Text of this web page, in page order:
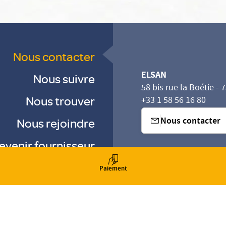
paramètres de confidentialité, en garantissant la
Paiement
Nous contacter
Nous suivre
Nous trouver
Nous rejoindre
fournisseur
ELSAN
58 bis rue la Boétie -
+33 1 58 56 16 80
Nous contacter
Droits & Devoirs-Agence digitale : VOID